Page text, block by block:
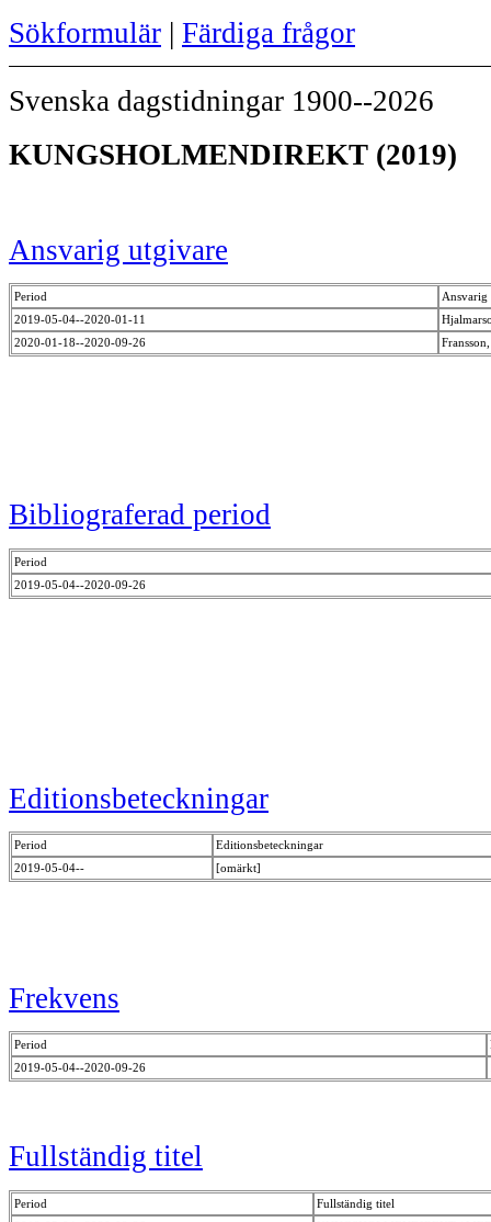
Sökformulär | Färdiga frågor
Svenska dagstidningar 1900--2026
KUNGSHOLMENDIREKT (2019)
Ansvarig utgivare
Period
Ansvarig
2019-05-04--2020-01-11
2020-01-18--2020-09-26
Bibliograferad period
Period
2019-05-04--2020-09-26
Editionsbeteckningar
Period
Editionsbeteckningar
2019-05-04--
[omärkt]
Frekvens
Period
2019-05-04--2020-09-26
Fullständig titel
Period
Fullständig titel